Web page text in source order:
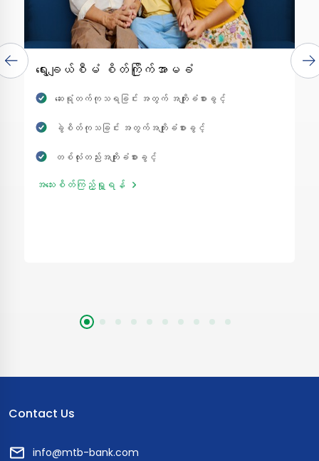
ရွေးချယ်စီမံ စိတ်ကြိုက်အာမခံ
ဆေးရုံတက်ကုသရခြင်း အတွက် အကျိုးခံစားခွင့်
ခွဲစိတ်ကုသခြင်း အတွက်အကျိုးခံစားခွင့်
တစ်လုံးတည်းအကျိုးခံစားခွင့်
အသေးစိတ်ကြည့်ရှု့ရန်
Contact Us
info@mtb-bank.com